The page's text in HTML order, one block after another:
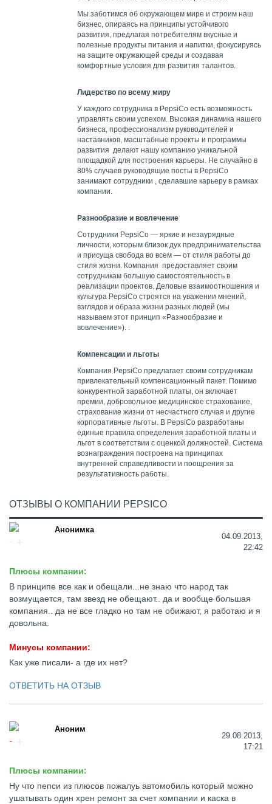
Мы заботимся об окружающем мире и строим наш
бизнес, опираясь на принципы устойчивого
развития, предлагая потребителям вкусные и
полезные продукты питания и напитки, фокусируясь
на защите окружающей среды и создавая
комфортные условия для развития талантов.
Лидерство по всему миру
У каждого сотрудника в PepsiCo есть возможность
управлять своим успехом. Высокая динамика нашего
бизнеса, профессионализм руководителей и
наставников, масштабные проекты и программы
развития делают нашу компанию уникальной
площадкой для построения карьеры. Не случайно в
80% случаев руководящие посты в PepsiCo
занимают сотрудники , сделавшие карьеру в рамках
компании.
Разнообразие и вовлечение
Сотрудники PepsiCo — яркие и незаурядные
личности, которым близок дух предпринимательства
и присуща свобода во всем — от стиля работы до
стиля жизни. Компания предоставляет своим
сотрудникам большую самостоятельность в
реализации проектов. Деловые взаимоотношения и
культура PepsiCo строятся на уважении мнений,
взглядов и образа жизни разных людей (мы
называем этот принцип «Разнообразие и
вовлечение»). .
Компенсации и льготы
Компания PepsiCo предлагает своим сотрудникам
привлекательный компенсационный пакет. Помимо
конкурентной заработной платы, он включает
премии, добровольное медицинское страхование,
страхование жизни от несчастного случая и другие
корпоративные льготы. В PepsiCo разработаны
единые правила определения заработной платы и
льгот в соответствии с оценкой должностей. Система
вознаграждения построена на принципах
внутренней справедливости и поощрения за
результативность работы.
ОТЗЫВЫ О КОМПАНИИ PEPSICO
Анонимка
04.09.2013,
22:42
Плюсы компании:
В принципе все как и обещали...не знаю что народ так
возмущается, там звезд не обещают.. да и вообще большая
компания.. да не все гладко но там не обижают, я работаю и я
довольна.
Минусы компании:
Как уже писали- а где их нет?
ОТВЕТИТЬ НА ОТЗЫВ
Аноним
29.08.2013,
17:21
Плюсы компании:
Ну что пепси из плюсов пожалуь автомобиль который можно
ушатывать один хрен ремонт за счет компании и каска в